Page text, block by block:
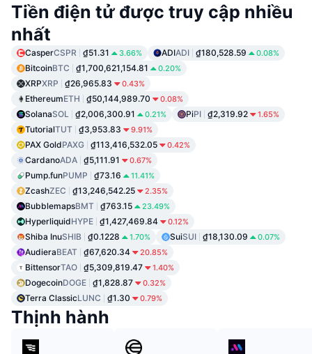
Tiền điện tử được truy cập nhiều
nhất
CasperCSPR ₫51.31 3.66% ADIADI ₫180,528.59 0.08%
BitcoinBTC ₫1,700,621,154.81 0.20%
XRPXRP ₫26,965.83 0.43%
EthereumETH ₫50,144,989.70 0.08%
SolanaSOL ₫2,006,300.91 0.21% PiPI ₫2,319.92 1.65%
TutorialTUT ₫3,953.83 9.91%
PAX GoldPAXG ₫113,416,532.05 0.42%
CardanoADA ₫5,111.91 0.67%
Pump.funPUMP ₫73.16 11.41%
ZcashZEC ₫13,246,542.25 2.35%
BubblemapsBMT ₫763.15 23.49%
HyperliquidHYPE ₫1,427,469.84 0.12%
Shiba InuSHIB ₫0.1228 1.70% SuiSUI ₫18,130.09 0.07%
AudieraBEAT ₫67,620.34 20.85%
BittensorTAO ₫5,309,819.47 1.40%
DogecoinDOGE ₫1,828.87 0.32%
Terra ClassicLUNC ₫1.30 0.79%
Thịnh hành